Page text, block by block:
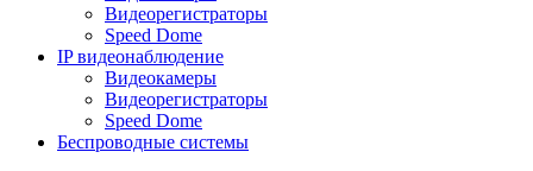
Видеорегистраторы
Speed Dome
IP видеонаблюдение
Видеокамеры
Видеорегистраторы
Speed Dome
Беспроводные системы